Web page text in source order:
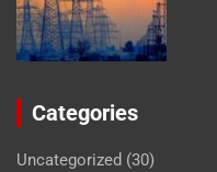
Categories
Uncategorized (30)